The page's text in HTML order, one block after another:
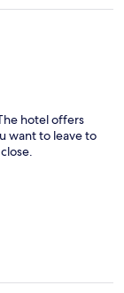
hotel offers
want to leave to